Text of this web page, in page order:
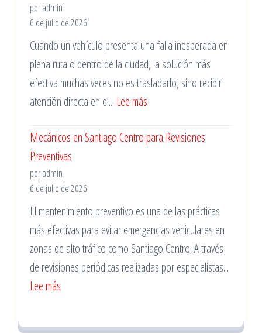
para
Vehículos
de
Trabajo
por admin
6 de julio de 2026
Cuando un vehículo presenta una falla inesperada en
plena ruta o dentro de la ciudad, la solución más
efectiva muchas veces no es trasladarlo, sino recibir
atención directa en el... Lee más
a
Florida
para
Emergencias
Mecánicos en Santiago Centro para Revisiones
Preventivas
por admin
6 de julio de 2026
El mantenimiento preventivo es una de las prácticas
más efectivas para evitar emergencias vehiculares en
zonas de alto tráfico como Santiago Centro. A través
de revisiones periódicas realizadas por especialistas...
Lee más